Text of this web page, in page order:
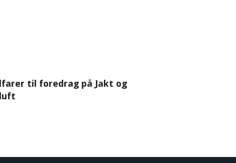
til foredrag på Jakt og